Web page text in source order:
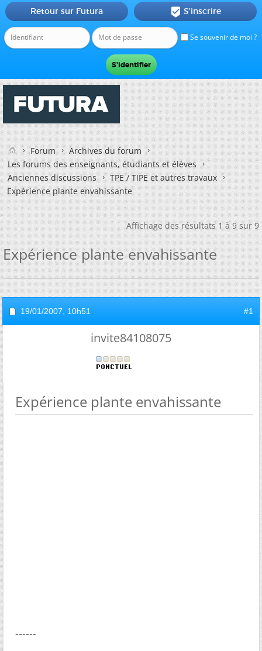
Se souvenir de moi ?
Retour sur Futura  S'inscrire
Forum
Archives du forum
Les forums des enseignants, étudiants et élèves
Anciennes discussions
TPE / TIPE et autres travaux
Expérience plante envahissante
Affichage des résultats 1 à 9 sur 9
Expérience plante envahissante
19/01/2007, 10h51 #1
invite84108075
Expérience plante envahissante
------